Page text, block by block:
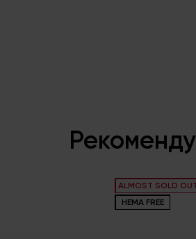
ALMOST SOLD
HEMA FREE